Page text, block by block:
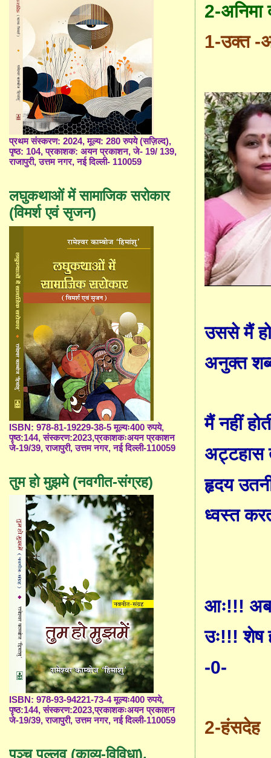
2-अनिमा
1-उक्त -
उससे मैं
अनुक्त
मैं नहीं
अट्टहास
हृदय
ध्वस्त
आः!!! अब
उः!!! शेष
-0-
2-हंसदेह
प्रथम संस्करण: 2024, मूल्य: 280 रुपये (सज़िल्द),
पृष्ठ: 104, प्रकाशक: अयन प्रकाशन, जे- 19/ 139,
राजापुरी, उत्तम नगर, नई दिल्ली- 110059
लघुकथाओं में सामाजिक सरोकार
(विमर्श एवं सृजन)
ISBN: 978-81-19229-38-5 मूल्यः400 रुपये,
पृष्ठ:144, संस्करण:2023,प्रकाशकःअयन प्रकाशन
जे-19/39, राजापुरी, उत्तम नगर, नई दिल्ली-110059
तुम हो मुझमे (नवगीत-संग्रह)
ISBN: 978-93-94221-73-4 मूल्यः400 रुपये,
पृष्ठ:144, संस्करण:2023,प्रकाशकःअयन प्रकाशन
जे-19/39, राजापुरी, उत्तम नगर, नई दिल्ली-110059
पञ्च पल्लव (काव्य-विविधा),